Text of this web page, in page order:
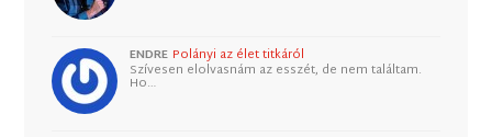
ENDRE Polányi az élet titkáról
Szívesen elolvasnám az esszét, de nem találtam.
Ho…